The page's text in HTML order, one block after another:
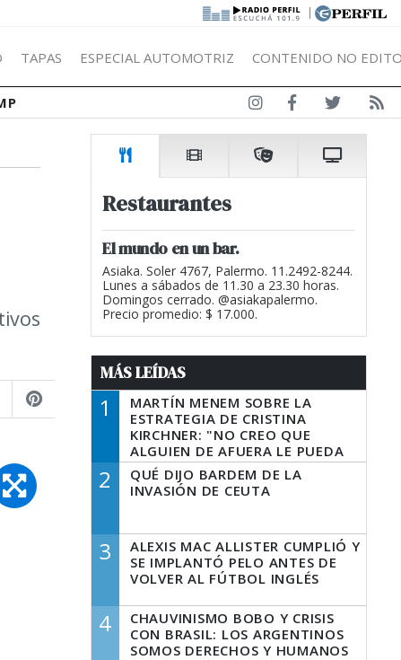
|
TAPAS ESPECIAL AUTOMOTRIZ CONTENIDO NO
Restaurantes
El mundo en un bar.
Asiaka. Soler 4767, Palermo. 11.2492-8244.
Lunes a sábados de 11.30 a 23.30 horas.
Domingos cerrado. @asiakapalermo.
Precio promedio: $ 17.000.
MÁS LEÍDAS
1
MARTÍN MENEM SOBRE LA
ESTRATEGIA DE CRISTINA
KIRCHNER: "NO CREO QUE
ALGUIEN DE AFUERA LE PUEDA
DECIR A LA JUSTICIA LO QUE
TIENE QUE HACER"
2
QUÉ DIJO BARDEM DE LA
INVASIÓN DE CEUTA
3
ALEXIS MAC ALLISTER CUMPLIÓ Y
SE IMPLANTÓ PELO ANTES DE
VOLVER AL FÚTBOL INGLÉS
4
CHAUVINISMO BOBO Y CRISIS
CON BRASIL: LOS ARGENTINOS
SOMOS DERECHOS Y HUMANOS